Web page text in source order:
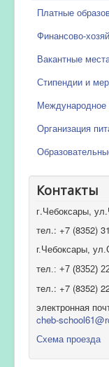
Платные
Финансово-
Вакантные
Стипендии и
Международное
Организация
Контакты
г.Чебоксары,
тел.: +7 (8352)
г.Чебоксары,
тел.: +7 (8352)
тел.: +7 (8352)
электронная
cheb-
Схема проезда